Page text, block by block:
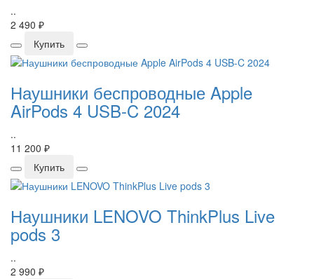
..
2 490 ₽
Купить
Наушники беспроводные Apple
AirPods 4 USB-C 2024
..
11 200 ₽
Купить
Наушники LENOVO ThinkPlus Live
pods 3
..
2 990 ₽